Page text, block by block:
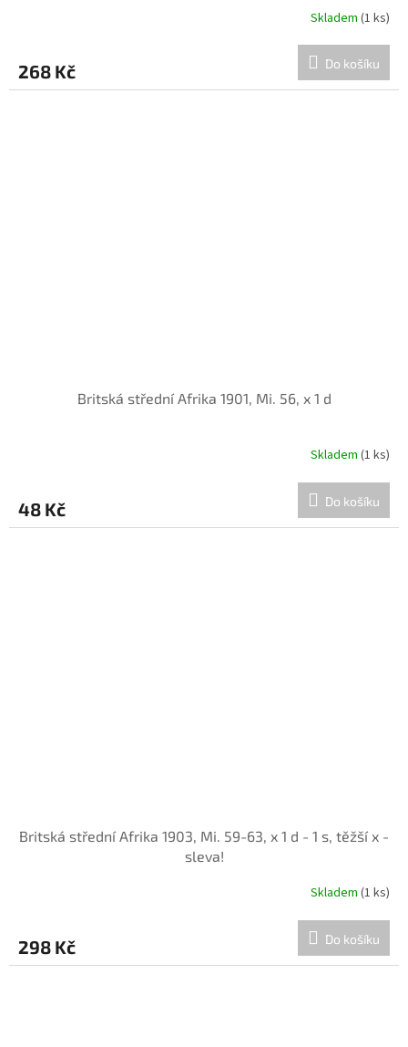
Skladem (1 ks)
268 Kč Do košíku
Britská střední Afrika 1901, Mi. 56, x 1 d
Skladem (1 ks)
48 Kč Do košíku
Britská střední Afrika 1903, Mi. 59-63, x 1 d - 1 s, těžší x -
sleva!
Skladem (1 ks)
298 Kč Do košíku